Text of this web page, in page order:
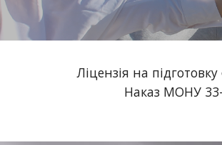
Ліцензія на
Наказ МОНУ 33-